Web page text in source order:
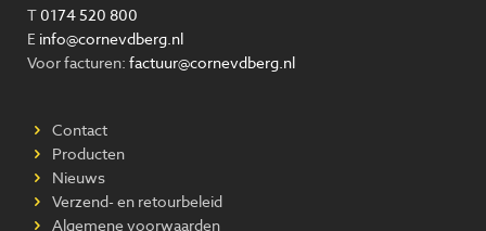
T 0174 520 800
E info@cornevdberg.nl
Voor facturen: factuur@cornevdberg.nl
Contact
Producten
Nieuws
Verzend- en retourbeleid
Algemene voorwaarden